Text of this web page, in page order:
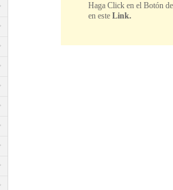
Haga Click en el Botón
en esteLink.